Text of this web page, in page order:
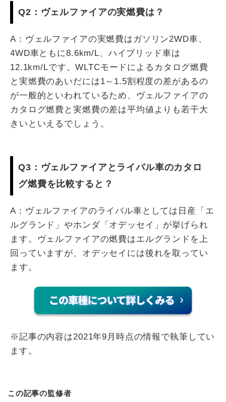
Q2：ヴェルファイアの実燃費は？
A：ヴェルファイアの実燃費はガソリン2WD車、
4WD車ともに8.6km/L、ハイブリッド車は
12.1km/Lです。WLTCモードによるカタログ燃費
と実燃費のあいだには1～1.5割程度の差があるの
が一般的といわれているため、ヴェルファイアの
カタログ燃費と実燃費の差は平均値よりも若干大
きいといえるでしょう。
Q3：ヴェルファイアとライバル車のカタロ
グ燃費を比較すると？
A：ヴェルファイアのライバル車としては日産「エ
ルグランド」やホンダ「オデッセイ」が挙げられ
ます。ヴェルファイアの燃費はエルグランドを上
回っていますが、オデッセイには後れを取ってい
ます。
※記事の内容は2021年9月時点の情報で執筆してい
ます。
この記事の監修者